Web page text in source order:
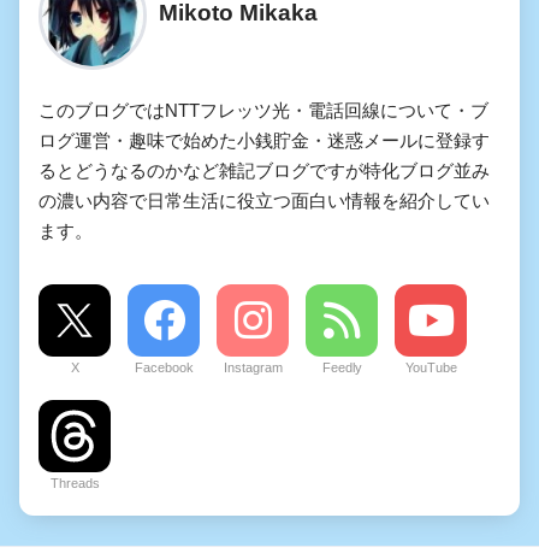
Mikoto Mikaka
このブログではNTTフレッツ光・電話回線について・ブ
ログ運営・趣味で始めた小銭貯金・迷惑メールに登録す
るとどうなるのかなど雑記ブログですが特化ブログ並み
の濃い内容で日常生活に役立つ面白い情報を紹介してい
ます。
X Facebook Instagram Feedly YouTube
Threads